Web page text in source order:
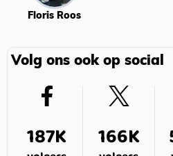
Floris Roos
Volg ons ook op social
187K 166K